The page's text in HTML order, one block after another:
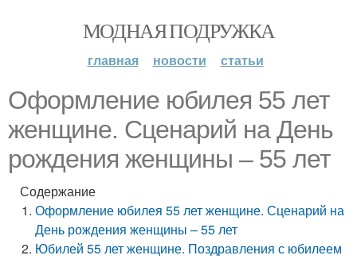
МОДНАЯ ПОДРУЖКА
главная новости статьи
Оформление юбилея 55 лет
женщине. Сценарий на День
рождения женщины – 55 лет
Содержание
Оформление юбилея 55 лет женщине. Сценарий на
День рождения женщины – 55 лет
Юбилей 55 лет женщине. Поздравления с юбилеем